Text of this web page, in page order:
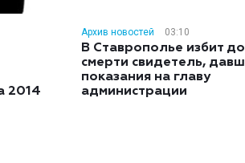
2014
Архив новостей 03:10
В Ставрополье избит до
смерти свидетель,
показания на главу
администрации